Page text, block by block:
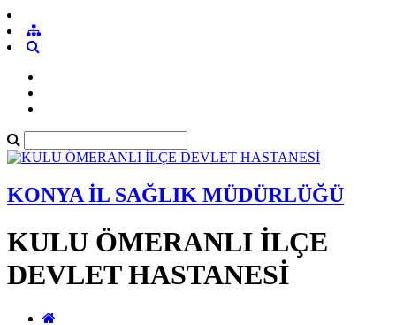
KONYA İL SAĞLIK MÜDÜRLÜĞÜ
KULU ÖMERANLI İLÇE
DEVLET HASTANESİ